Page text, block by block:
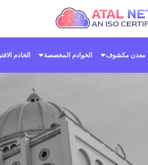
معدن مكشوف الخوادم المخصصة الخادم